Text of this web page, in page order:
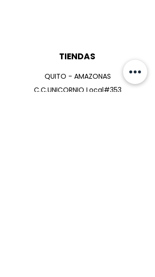
TIENDAS
QUITO - AMAZONAS
C.C.UNICORNIO Local#353